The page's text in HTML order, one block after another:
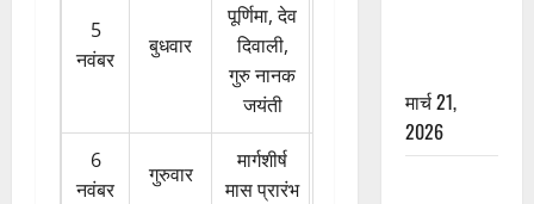
5
नवंबर
बुधवार
पूर्णिमा, देव
दिवाली,
गुरु नानक
जयंती
6
नवंबर
गुरुवार
मार्गशीर्ष
मास प्रारंभ
मार्च 21,
2026